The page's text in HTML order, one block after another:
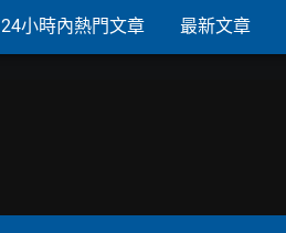
24小時內熱門文章 最新文章